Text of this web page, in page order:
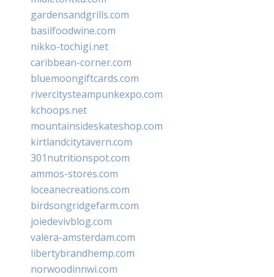
gardensandgrills.com
basilfoodwine.com
nikko-tochigi.net
caribbean-corner.com
bluemoongiftcards.com
rivercitysteampunkexpo.com
kchoops.net
mountainsideskateshop.com
kirtlandcitytavern.com
301nutritionspot.com
ammos-stores.com
loceanecreations.com
birdsongridgefarm.com
joiedevivblog.com
valera-amsterdam.com
libertybrandhemp.com
norwoodinnwi.com